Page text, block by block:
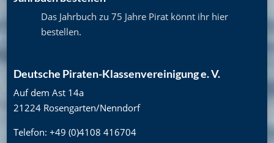
Das Jahrbuch zu 75 Jahre Pirat könnt ihr hier
bestellen.
Deutsche Piraten-Klassenvereinigung e. V.
Auf dem Ast 14a
21224 Rosengarten/Nenndorf
Telefon: +49 (0)4108 416704